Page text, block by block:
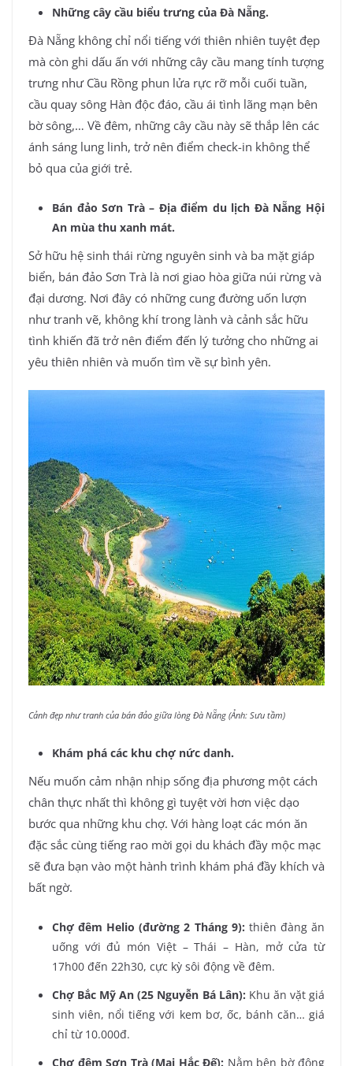
Những cây cầu biểu trưng của Đà Nẵng.
Đà Nẵng không chỉ nổi tiếng với thiên nhiên tuyệt đẹp
mà còn ghi dấu ấn với những cây cầu mang tính tượng
trưng như Cầu Rồng phun lửa rực rỡ mỗi cuối tuần,
cầu quay sông Hàn độc đáo, cầu ái tình lãng mạn bên
bờ sông,… Về đêm, những cây cầu này sẽ thắp lên các
ánh sáng lung linh, trở nên điểm check-in không thể
bỏ qua của giới trẻ.
Bán đảo Sơn Trà – Địa điểm du lịch Đà Nẵng Hội
An mùa thu xanh mát.
Sở hữu hệ sinh thái rừng nguyên sinh và ba mặt giáp
biển, bán đảo Sơn Trà là nơi giao hòa giữa núi rừng và
đại dương. Nơi đây có những cung đường uốn lượn
như tranh vẽ, không khí trong lành và cảnh sắc hữu
tình khiến đã trở nên điểm đến lý tưởng cho những ai
yêu thiên nhiên và muốn tìm về sự bình yên.
Cảnh đẹp như tranh của bán đảo giữa lòng Đà Nẵng (Ảnh: Sưu tầm)
Khám phá các khu chợ nức danh.
Nếu muốn cảm nhận nhịp sống địa phương một cách
chân thực nhất thì không gì tuyệt vời hơn việc dạo
bước qua những khu chợ. Với hàng loạt các món ăn
đặc sắc cùng tiếng rao mời gọi du khách đầy mộc mạc
sẽ đưa bạn vào một hành trình khám phá đầy khích và
bất ngờ.
Chợ đêm Helio (đường 2 Tháng 9): thiên đàng ăn
uống với đủ món Việt – Thái – Hàn, mở cửa từ
17h00 đến 22h30, cực kỳ sôi động về đêm.
Chợ Bắc Mỹ An (25 Nguyễn Bá Lân): Khu ăn vặt giá
sinh viên, nổi tiếng với kem bơ, ốc, bánh căn… giá
chỉ từ 10.000đ.
Chợ đêm Sơn Trà (Mai Hắc Đế): Nằm bên bờ đông